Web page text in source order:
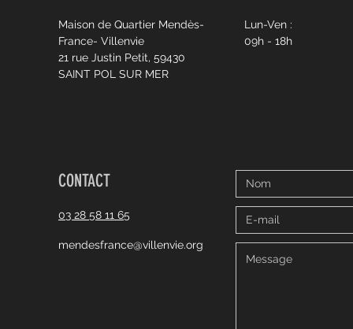
Maison de Quartier Mendès-
France- Villenvie
21 rue Justin Petit, 59430
SAINT POL SUR MER
Lun-Ven :
09h - 18h
CONTACT
03 28 58 11 65
mendesfrance@villenvie.org